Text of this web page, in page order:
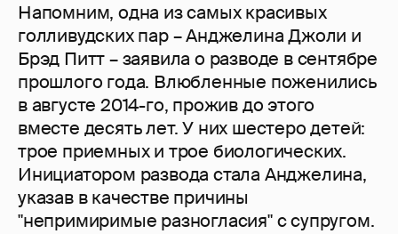
Напомним, одна из самых красивых
голливудских пар – Анджелина Джоли и
Брэд Питт – заявила о разводе в сентябре
прошлого года. Влюбленные поженились
в августе 2014-го, прожив до этого
вместе десять лет. У них шестеро детей:
трое приемных и трое биологических.
Инициатором развода стала Анджелина,
указав в качестве причины
"непримиримые разногласия" с супругом.